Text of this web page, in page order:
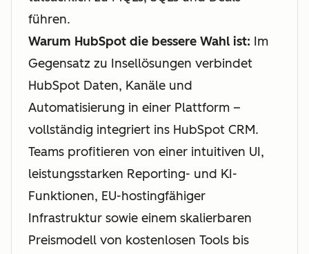
führen.
Warum HubSpot die bessere Wahl ist: Im
Gegensatz zu Insellösungen verbindet
HubSpot Daten, Kanäle und
Automatisierung in einer Plattform –
vollständig integriert ins HubSpot CRM.
Teams profitieren von einer intuitiven UI,
leistungsstarken Reporting- und KI-
Funktionen, EU-hostingfähiger
Infrastruktur sowie einem skalierbaren
Preismodell von kostenlosen Tools bis